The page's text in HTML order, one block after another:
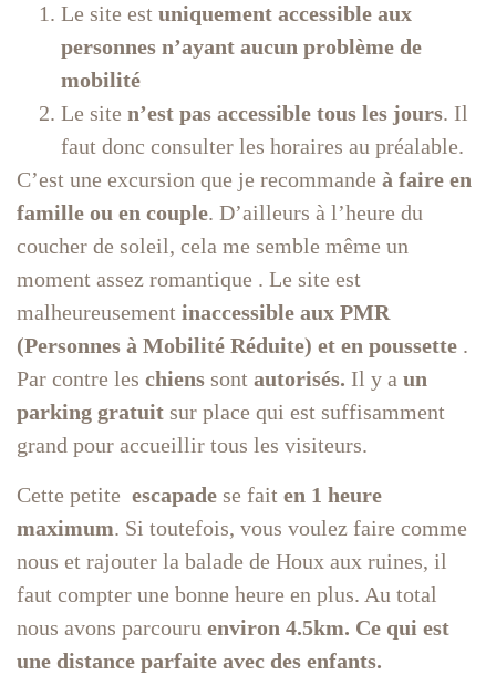
Le site est uniquement accessible aux
personnes n’ayant aucun problème de
mobilité
Le site n’est pas accessible tous les jours. Il
faut donc consulter les horaires au préalable.
C’est une excursion que je recommande à faire en
famille ou en couple. D’ailleurs à l’heure du
coucher de soleil, cela me semble même un
moment assez romantique . Le site est
malheureusement inaccessible aux PMR
(Personnes à Mobilité Réduite) et en poussette .
Par contre les chiens sont autorisés. Il y a un
parking gratuit sur place qui est suffisamment
grand pour accueillir tous les visiteurs.
Cette petite escapade se fait en 1 heure
maximum. Si toutefois, vous voulez faire comme
nous et rajouter la balade de Houx aux ruines, il
faut compter une bonne heure en plus. Au total
nous avons parcouru environ 4.5km. Ce qui est
une distance parfaite avec des enfants.